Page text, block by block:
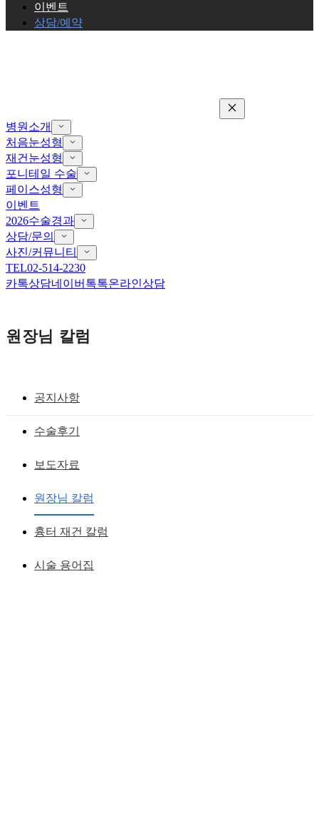
이벤트
상담/예약
병원소개
처음눈성형
재건눈성형
포니테일 수술
페이스성형
이벤트
2026수술경과
상담/문의
사진/커뮤니티
TEL02-514-2230
카톡상담네이버톡톡온라인상담
원장님 칼럼
공지사항
수술후기
보도자료
원장님 칼럼
흉터 재건 칼럼
시술 용어집
무쌍수술 시원스러운 눈매, 그리고 티 없
황성호 원장작성일